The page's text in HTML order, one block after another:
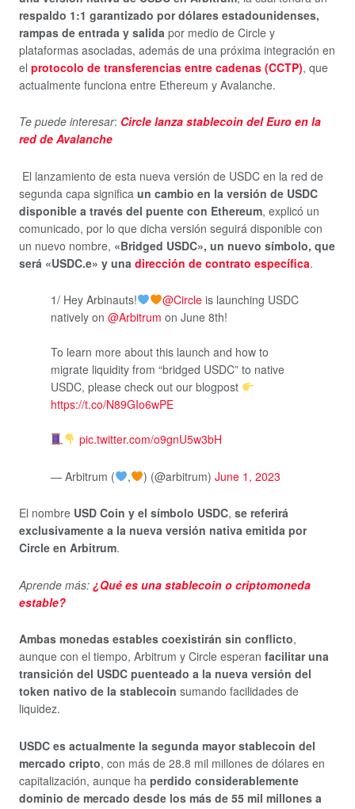
respaldo 1:1 garantizado por dólares estadounidenses,
rampas de entrada y salida por medio de Circle y
plataformas asociadas, además de una próxima integración en
el protocolo de transferencias entre cadenas (CCTP), que
actualmente funciona entre Ethereum y Avalanche.
Te puede interesar: Circle lanza stablecoin del Euro en la
red de Avalanche
El lanzamiento de esta nueva versión de USDC en la red de
segunda capa significa un cambio en la versión de USDC
disponible a través del puente con Ethereum, explicó un
comunicado, por lo que dicha versión seguirá disponible con
un nuevo nombre, «Bridged USDC», un nuevo símbolo, que
será «USDC.e» y una dirección de contrato específica.
1/ Hey Arbinauts! @Circleis launching USDC
natively on @Arbitrum on June 8th!
To learn more about this launch and how to
migrate liquidity from “bridged USDC” to native
USDC, please check out our blogpost
https://t.co/N89GIo6wPE
pic.twitter.com/o9gnU5w3bH
— Arbitrum ( , ) (@arbitrum) June 1, 2023
El nombre USD Coin y el símbolo USDC, se referirá
exclusivamente a la nueva versión nativa emitida por
Circle en Arbitrum.
Aprende más: ¿Qué es una stablecoin o criptomoneda
estable?
Ambas monedas estables coexistirán sin conflicto,
aunque con el tiempo, Arbitrum y Circle esperan facilitar una
transición del USDC puenteado a la nueva versión del
token nativo de la stablecoin sumando facilidades de
liquidez.
USDC es actualmente la segunda mayor stablecoin del
mercado cripto, con más de 28.8 mil millones de dólares en
capitalización, aunque ha perdido considerablemente
dominio de mercado desde los más de 55 mil millones a